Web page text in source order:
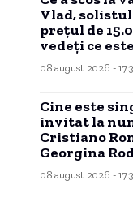
Vlad,
prețul de
vedeți ce
Nu mai am
08 august 2026 -
Cine este
invitat la
Cristiano
Georgina
legătură de
08 august 2026 -